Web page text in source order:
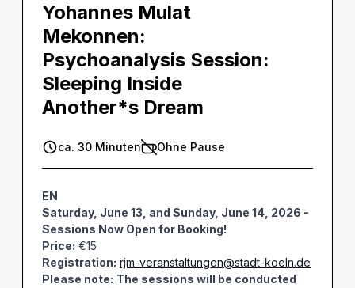
Yohannes Mulat
Mekonnen:
Psychoanalysis Session:
Sleeping Inside
Another*s Dream
ca. 30 Minuten Ohne Pause
EN
Saturday, June 13, and Sunday, June 14, 2026 -
Sessions Now Open for Booking!
Price: €15
Registration: rjm-veranstaltungen@stadt-koeln.de
Please note: The sessions will be conducted